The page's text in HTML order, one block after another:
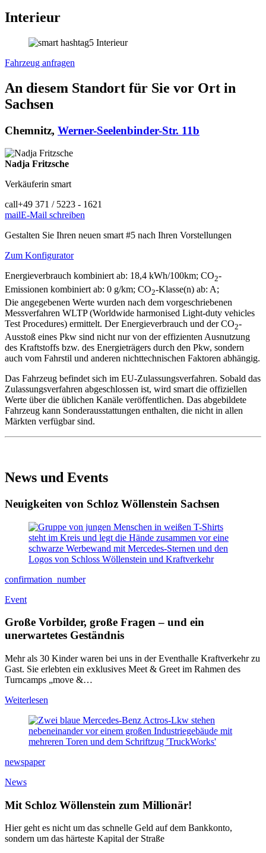
Interieur
Fahrzeug anfragen
An diesem Standort für Sie vor Ort in
Sachsen
Chemnitz, Werner-Seelenbinder-Str. 11b
Nadja Fritzsche
Verkäuferin smart
call+49 371 / 5223 - 1621
mailE-Mail schreiben
Gestalten Sie Ihren neuen smart #5 nach Ihren Vorstellungen
Zum Konfigurator
Energieverbrauch kombiniert ab: 18,4 kWh/100km; CO2-
Emissionen kombiniert ab: 0 g/km; CO2-Klasse(n) ab: A;
Die angegebenen Werte wurden nach dem vorgeschriebenen
Messverfahren WLTP (Worldwide harmonised Light-duty vehicles
Test Procedures) ermittelt. Der Energieverbrauch und der CO2-
Ausstoß eines Pkw sind nicht nur von der effizienten Ausnutzung
des Kraftstoffs bzw. des Energieträgers durch den Pkw, sondern
auch vom Fahrstil und anderen nichttechnischen Faktoren abhängig.
Das Fahrzeug befindet sich im EU-Zulassungsverfahren. Sobald das
Zulassungsverfahren abgeschlossen ist, wird smart die offiziellen
Werte über die üblichen Kanäle veröffentlichen. Das abgebildete
Fahrzeug kann Sonderausstattungen enthalten, die nicht in allen
Märkten verfügbar sind.
News und Events
Neuigkeiten von Schloz Wöllenstein Sachsen
confirmation_number
Event
Große Vorbilder, große Fragen – und ein
unerwartetes Geständnis
Mehr als 30 Kinder waren bei uns in der Eventhalle Kraftverkehr zu
Gast. Sie erlebten ein exklusives Meet & Greet im Rahmen des
Turncamps „move &…
Weiterlesen
newspaper
News
Mit Schloz Wöllenstein zum Millionär!
Hier geht es nicht um das schnelle Geld auf dem Bankkonto,
sondern um das härteste Kapital der Straße